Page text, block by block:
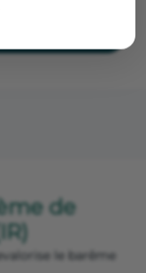
de
le barême